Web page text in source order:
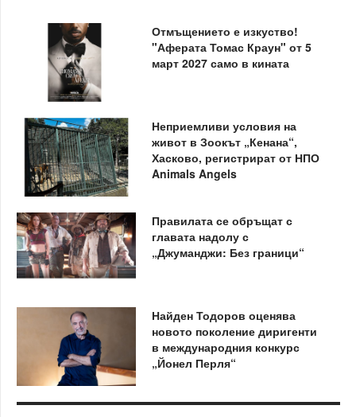
Отмъщението е изкуство!
"Аферата Томас Краун" от 5
март 2027 само в кината
Неприемливи условия на
живот в Зоокът „Кенана“,
Хасково, регистрират от НПО
Animals Angels
Правилата се обръщат с
главата надолу с
„Джуманджи: Без граници“
Найден Тодоров оценява
новото поколение диригенти
в международния конкурс
„Йонел Перля“